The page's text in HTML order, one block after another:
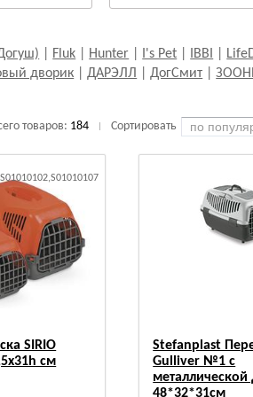
Fluk Hunter I's Pet IBBI
дворик |ДАРЭЛЛ |ДогСмит |
товаров: 184 Сортировать
SIRIO
см
Stefanplast
Gulliver №1 с
металлической
48*32*31см